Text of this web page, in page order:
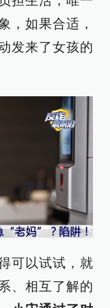
，如果合适，
发来了女孩的
可以试试，就
、相互了解的